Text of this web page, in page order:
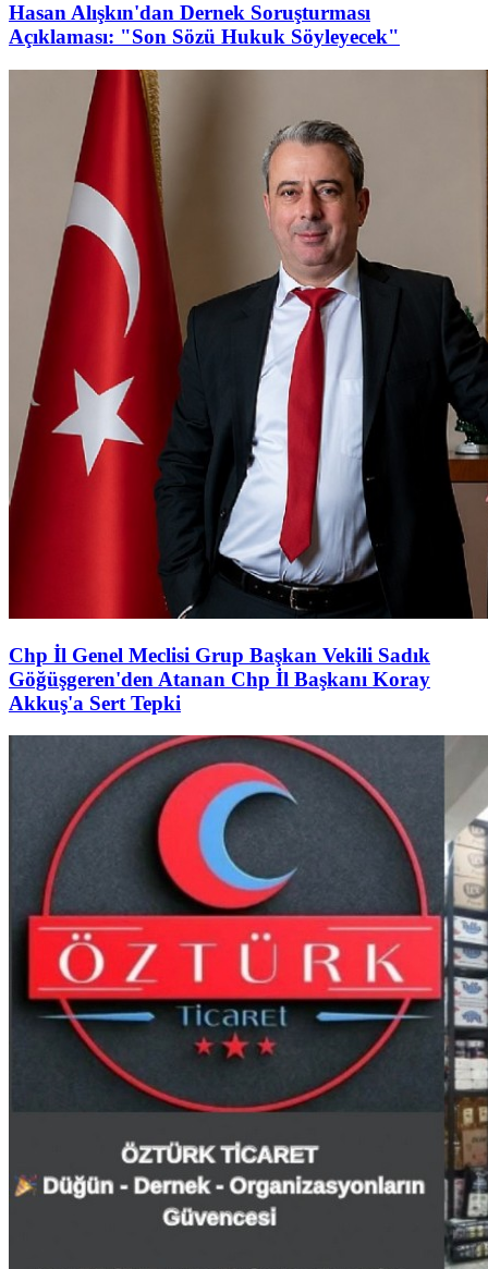
Hasan Alışkın'dan Dernek Soruşturması
Açıklaması: "Son Sözü Hukuk Söyleyecek"
Chp İl Genel Meclisi Grup Başkan Vekili Sadık
Göğüşgeren'den Atanan Chp İl Başkanı Koray
Akkuş'a Sert Tepki